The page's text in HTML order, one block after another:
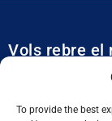
To provide the best
Vols rebre el
Et mantidrem al